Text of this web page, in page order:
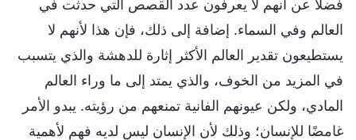
فضلاً عن أنهم لا يعرفون عدد القصص التي حدثت في
العالم وفي السماء. إضافة إلى ذلك، فإن هذا لأنهم لا
يستطيعون تقدير العالم الأكثر إثارة للدهشة والذي يتسبب
في المزيد من الخوف، والذي يمتد إلى ما وراء العالم
المادي، ولكن عيونهم الفانية تمنعهم من رؤيته. يبدو الأمر
غامضًا للإنسان؛ وذلك لأن الإنسان ليس لديه فهم لأهمية